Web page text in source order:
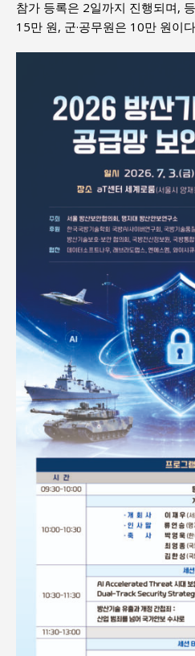
참가 등록은 2일까지 진행되며,
15만 원, 군·공무원은 10만 원이